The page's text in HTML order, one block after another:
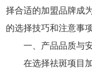
择合适的加盟品牌成
的选择技巧和注意事项
一、产品品质与
在选择祛斑项目加